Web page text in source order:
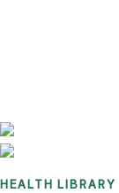
HEALTH LIBRARY